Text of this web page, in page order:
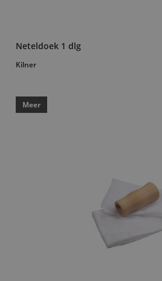
Neteldoek 1 dlg
Kilner
Meer